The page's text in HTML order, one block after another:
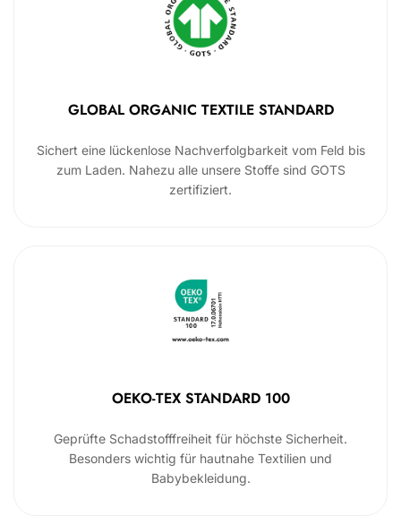
GLOBAL ORGANIC TEXTILE STANDARD
Sichert eine lückenlose Nachverfolgbarkeit vom Feld bis
zum Laden. Nahezu alle unsere Stoffe sind GOTS
zertifiziert.
OEKO-TEX STANDARD 100
Geprüfte Schadstofffreiheit für höchste Sicherheit.
Besonders wichtig für hautnahe Textilien und
Babybekleidung.